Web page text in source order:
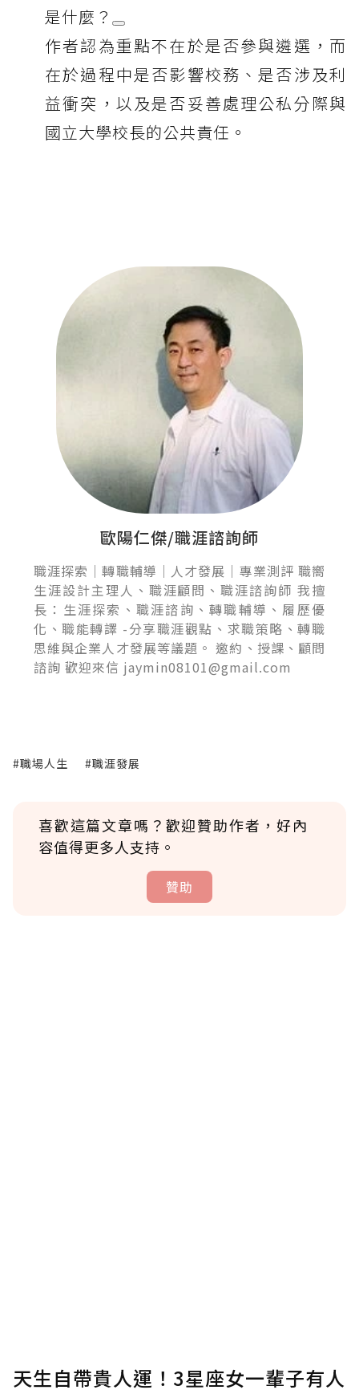
是什麼？
作者認為重點不在於是否參與遴選，而
在於過程中是否影響校務、是否涉及利
益衝突，以及是否妥善處理公私分際與
國立大學校長的公共責任。
歐陽仁傑/職涯諮詢師
職涯探索｜轉職輔導｜人才發展｜專業測評 職嚮
生涯設計主理人、職涯顧問、職涯諮詢師 我擅
長：生涯探索、職涯諮詢、轉職輔導、履歷優
化、職能轉譯 -分享職涯觀點、求職策略、轉職
思維與企業人才發展等議題。 邀約、授課、顧問
諮詢 歡迎來信 jaymin08101@gmail.com
#職場人生 #職涯發展
喜歡這篇文章嗎？歡迎贊助作者，好內
容值得更多人支持。
贊助
天生自帶貴人運！3星座女一輩子有人